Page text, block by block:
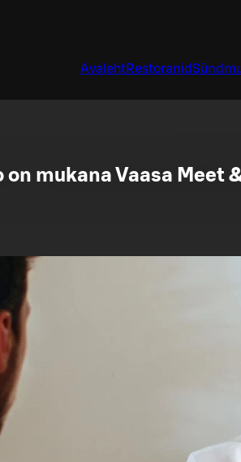
AvalehtRestoranid
mukana Vaasa Meet